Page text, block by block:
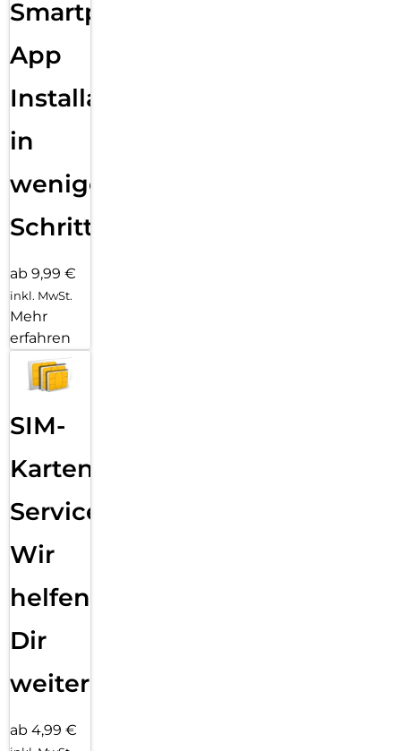
Smartphone
App
Installation
in
wenigen
Schritten
ab 9,99 €
inkl. MwSt.
Mehr
erfahren
SIM-
Karten
Service:
Wir
helfen
Dir
weiter
ab 4,99 €